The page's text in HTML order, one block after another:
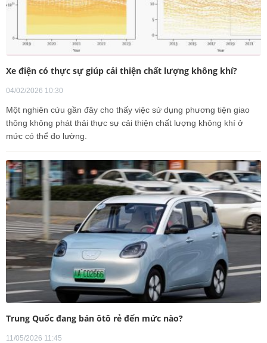
Xe điện có thực sự giúp cải thiện chất lượng không khí?
04/02/2026 10:30
Một nghiên cứu gần đây cho thấy việc sử dụng phương tiện giao
thông không phát thải thực sự cải thiện chất lượng không khí ở
mức có thể đo lường.
Trung Quốc đang bán ôtô rẻ đến mức nào?
11/05/2026 11:45